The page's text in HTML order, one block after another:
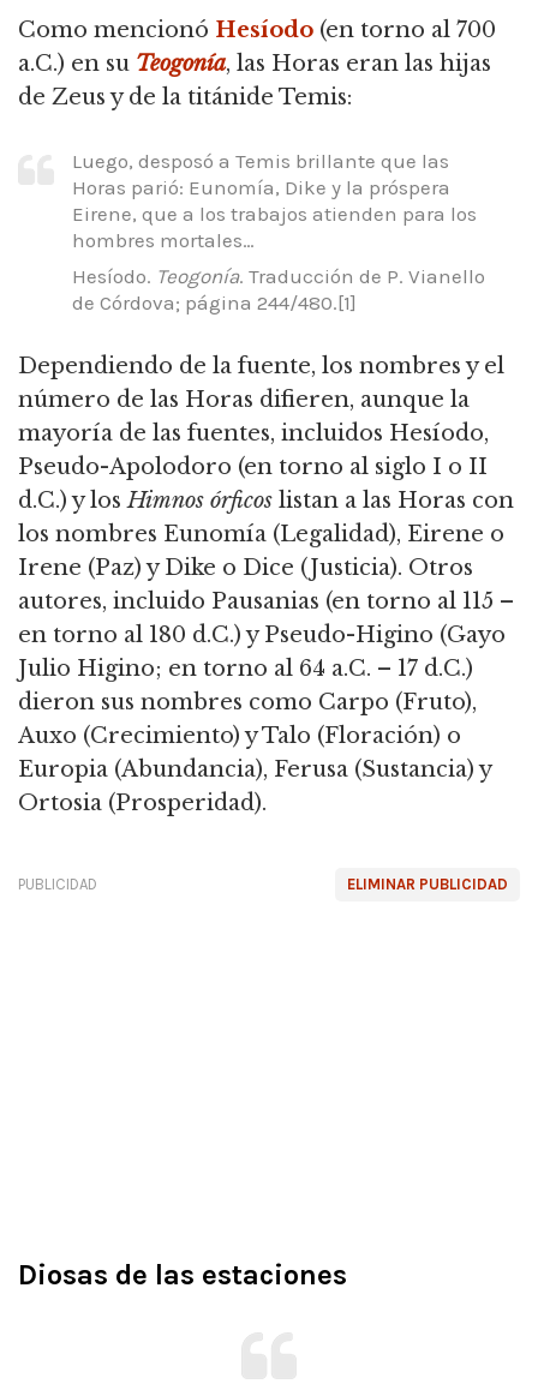
Como mencionó Hesíodo (en torno al 700
a.C.) en su Teogonía, las Horas eran las hijas
de Zeus y de la titánide Temis:
Luego, desposó a Temis brillante que las
Horas parió: Eunomía, Dike y la próspera
Eirene, que a los trabajos atienden para los
hombres mortales…
Hesíodo. Teogonía. Traducción de P. Vianello
de Córdova; página 244/480.[1]
Dependiendo de la fuente, los nombres y el
número de las Horas difieren, aunque la
mayoría de las fuentes, incluidos Hesíodo,
Pseudo-Apolodoro (en torno al siglo I o II
d.C.) y losHimnos órficos listan a las Horas con
los nombres Eunomía (Legalidad), Eirene o
Irene (Paz) y Dike o Dice (Justicia). Otros
autores, incluido Pausanias (en torno al 115 –
en torno al 180 d.C.) y Pseudo-Higino (Gayo
Julio Higino; en torno al 64 a.C. – 17 d.C.)
dieron sus nombres como Carpo (Fruto),
Auxo (Crecimiento) y Talo (Floración) o
Europia (Abundancia), Ferusa (Sustancia) y
Ortosia (Prosperidad).
ELIMINAR PUBLICIDAD
PUBLICIDAD
Diosas de las estaciones